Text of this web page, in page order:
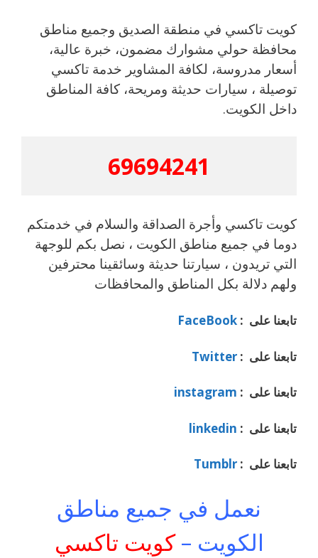
كويت تاكسي في منطقة الصديق وجميع مناطق
محافظة حولي مشوارك مضمون، خبرة عالية،
أسعار مدروسة، لكافة المشاوير خدمة تاكسي
توصيلة ، سيارات حديثة ومريحة، كافة المناطق
داخل الكويت.
69694241
كويت تاكسي وأجرة الصداقة والسلام في خدمتكم
دوما في جميع مناطق الكويت ، نصل بكم للوجهة
التي تريدون ، سيارتنا حديثة وسائقينا محترفين
ولهم دلالة بكل المناطق والمحافظات
تابعنا على : FaceBook
تابعنا على : Twitter
تابعنا على : instagram
تابعنا على : linkedin
تابعنا على : Tumblr
نعمل في جميع مناطق
الكويت – كويت تاكسي